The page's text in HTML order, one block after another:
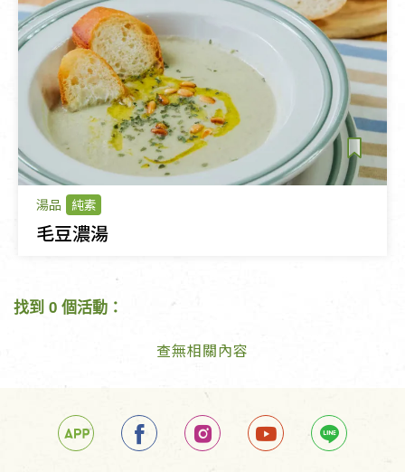
湯品 純素
毛豆濃湯
找到 0 個活動：
查無相關內容